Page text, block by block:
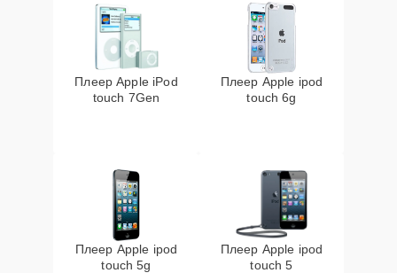
Плеер Apple iPod
touch 7Gen
Плеер Apple ipod
touch 6g
Плеер Apple ipod
touch 5g
Плеер Apple ipod
touch 5